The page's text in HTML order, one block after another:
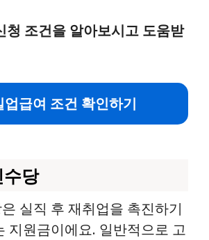
청 조건을 알아보시고 도움받
급여 조건 확인하기
당
실직 후 재취업을 촉진하기
지원금이에요. 일반적으로 고